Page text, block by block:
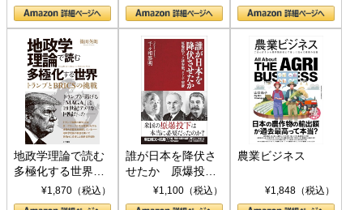
地政学理論で読む
多極化する世界：
トランプとBRICS
の挑戦
¥1,870（税込）
誰が日本を降伏さ
せたか 原爆投
下、ソ連参戦、そ
して聖断 (PHP新
¥1,100（税込）
農業ビジネス
¥1,848（税込）